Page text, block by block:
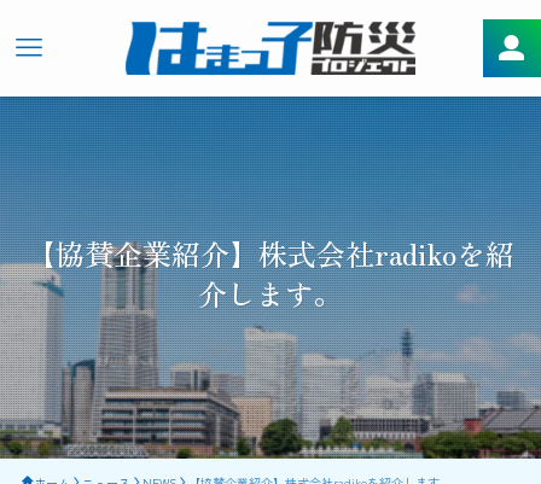
【協賛企業紹介】株式会社radikoを紹
介します。